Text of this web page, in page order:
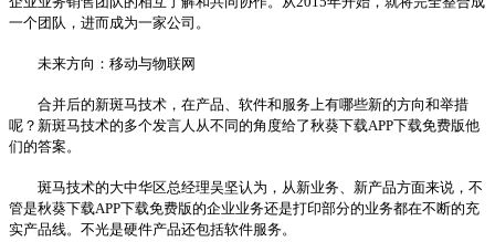
一个团队，进而成为一家公司。
未来方向：移动与物联网
合并后的新斑马技术，在产品、软件和服务上有哪些新的方向和举措
呢？新斑马技术的多个发言人从不同的角度给了秋葵下载APP下载免费版他
们的答案。
斑马技术的大中华区总经理吴坚认为，从新业务、新产品方面来说，不
管是秋葵下载APP下载免费版的企业业务还是打印部分的业务都在不断的充
实产品线。不光是硬件产品还包括软件服务。